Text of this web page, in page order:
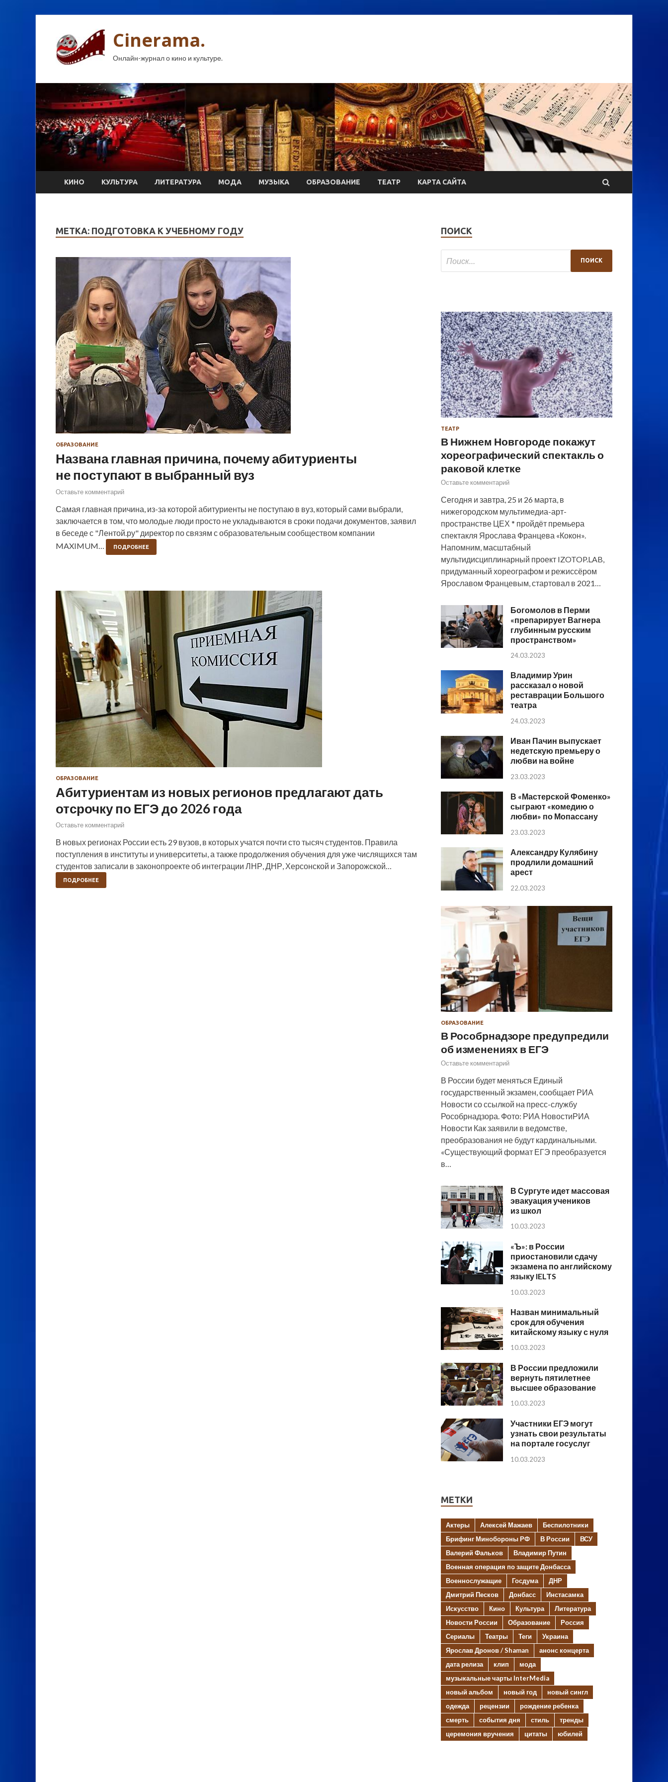
Cinerama.
Онлайн-журнал о кино и культуре.
КИНО КУЛЬТУРА ЛИТЕРАТУРА МОДА МУЗЫКА ОБРАЗОВАНИЕ ТЕАТР КАРТА САЙТА
МЕТКА: ПОДГОТОВКА К УЧЕБНОМУ ГОДУ
ОБРАЗОВАНИЕ
Названа главная причина, почему абитуриенты
не поступают в выбранный вуз
Оставьте комментарий
Самая главная причина, из-за которой абитуриенты не поступаю в вуз, который сами выбрали,
заключается в том, что молодые люди просто не укладываются в сроки подачи документов, заявил
в беседе с "Лентой.ру" директор по связям с образовательным сообществом компании
MAXIMUM…
ПОДРОБНЕЕ
ОБРАЗОВАНИЕ
Абитуриентам из новых регионов предлагают дать
отсрочку по ЕГЭ до 2026 года
Оставьте комментарий
В новых регионах России есть 29 вузов, в которых учатся почти сто тысяч студентов. Правила
поступления в институты и университеты, а также продолжения обучения для уже числящихся там
студентов записали в законопроекте об интеграции ЛНР, ДНР, Херсонской и Запорожской…
ПОДРОБНЕЕ
ПОИСК
ТЕАТР
В Нижнем Новгороде покажут
хореографический спектакль о
раковой клетке
Оставьте комментарий
Сегодня и завтра, 25 и 26 марта, в
нижегородском мультимедиа-арт-
пространстве ЦЕХ * пройдёт премьера
спектакля Ярослава Францева «Кокон».
Напомним, масштабный
мультидисциплинарный проект IZOTOP.LAB,
придуманный хореографом и режиссёром
Ярославом Францевым, стартовал в 2021…
Богомолов в Перми
«препарирует Вагнера
глубинным русским
пространством»
24.03.2023
Владимир Урин
рассказал о новой
реставрации Большого
театра
24.03.2023
Иван Пачин выпускает
недетскую премьеру о
любви на войне
23.03.2023
В «Мастерской Фоменко»
сыграют «комедию о
любви» по Мопассану
23.03.2023
Александру Кулябину
продлили домашний
арест
22.03.2023
ОБРАЗОВАНИЕ
В Рособрнадзоре предупредили
об изменениях в ЕГЭ
Оставьте комментарий
В России будет меняться Единый
государственный экзамен, сообщает РИА
Новости со ссылкой на пресс-службу
Рособрнадзора. Фото: РИА НовостиРИА
Новости Как заявили в ведомстве,
преобразования не будут кардинальными.
«Существующий формат ЕГЭ преобразуется
в…
В Сургуте идет массовая
эвакуация учеников
из школ
10.03.2023
«Ъ»: в России
приостановили сдачу
экзамена по английскому
языку IELTS
10.03.2023
Назван минимальный
срок для обучения
китайскому языку с нуля
10.03.2023
В России предложили
вернуть пятилетнее
высшее образование
10.03.2023
Участники ЕГЭ могут
узнать свои результаты
на портале госуслуг
10.03.2023
МЕТКИ
Актеры Алексей Мажаев
Беспилотники
Брифинг Минобороны РФ
В России
ВСУ
Валерий Фальков
Владимир Путин
Военная операция по защите Донбасса
Военнослужащие
Госдума
ДНР
Дмитрий Песков
Донбасс
Инстасамка
Искусство
Кино Культура
Литература
Новости России
Образование
Россия
Сериалы
Театры Теги
Украина
Ярослав Дронов / Shaman
анонс концерта
дата релиза
клип
мода
музыкальные чарты InterMedia
новый альбом
новый год
новый сингл
одежда
рецензии
рождение ребенка
смерть
события дня стиль
тренды
церемония вручения
цитаты юбилей